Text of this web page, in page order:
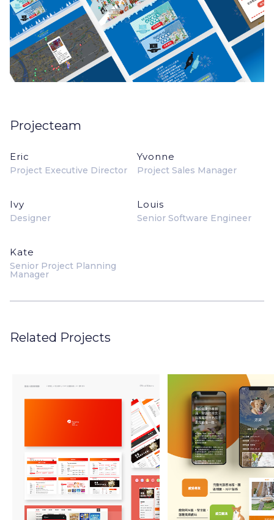
Projecteam
Eric
Project Executive Director
Yvonne
Project Sales Manager
Ivy
Designer
Louis
Senior Software Engineer
Kate
Senior Project Planning
Manager
Related Projects